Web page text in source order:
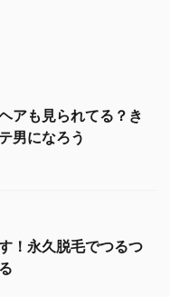
アも見られてる？き
男になろう
！永久脱毛でつるつ